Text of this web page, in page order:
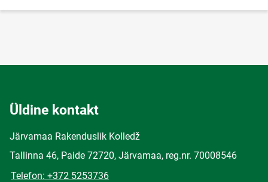
Üldine kontakt
Järvamaa Rakenduslik Kolledž
Tallinna 46, Paide 72720, Järvamaa, reg.nr. 70008546
Telefon: +372 5253736